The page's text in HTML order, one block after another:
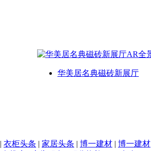
华美居名典磁砖新展厅
| 衣柜头条 | 家居头条 | 博一建材 | 博一建材